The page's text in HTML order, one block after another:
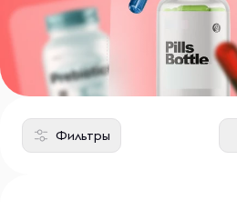
Фильтры